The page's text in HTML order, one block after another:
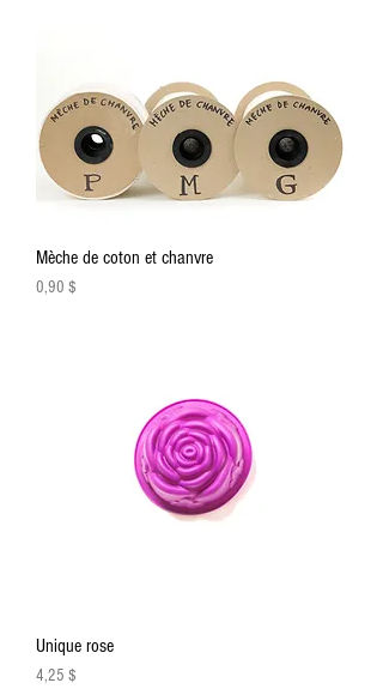
Mèche de coton et chanvre
Prix
0,90 $
Unique rose
Prix
4,25 $